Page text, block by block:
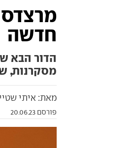
חדשה
הדור הבא
מסקרנות,
מאת: איתי
פורסם 20.06.23